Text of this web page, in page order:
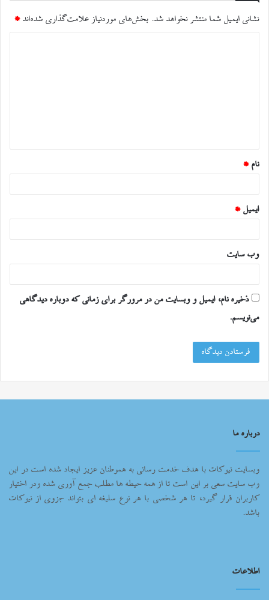
نشانی ایمیل شما منتشر نخواهد شد. بخش‌های موردنیاز علامت‌گذاری شده‌اند *
*
نام *
ایمیل *
وب‌ سایت
ذخیره نام، ایمیل و وبسایت من در مرورگر برای زمانی که دوباره دیدگاهی
می‌نویسم.
درباره ما
وبسایت نیوکات با هدف خدمت رسانی به هموطنان عزیز ایجاد شده است در این
وب سایت سعی بر این است تا از همه حیطه ها مطلب جمع آوری شده ودر اختیار
کاربران قرار گیرد، تا هر شخصی با هر نوع سلیغه ای بتواند جزوی از نیوکات
باشد.
اطلاعات